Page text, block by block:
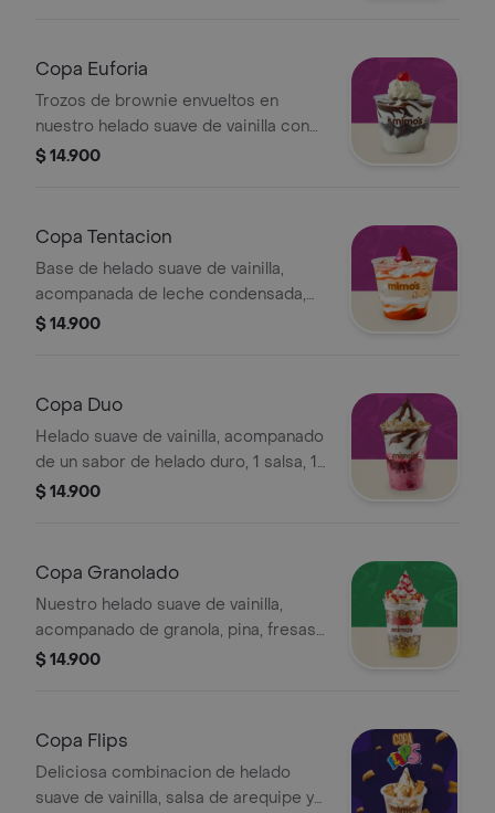
Copa Euforia
Trozos de brownie envueltos en
nuestro helado suave de vainilla con
un toque de salsa de chocolate
$ 14.900
Copa Tentacion
Base de helado suave de vainilla,
acompanada de leche condensada,
galleta Macarena y fresas en almibar
$ 14.900
Copa Duo
Helado suave de vainilla, acompanado
de un sabor de helado duro, 1 salsa, 1
fruta y 1 topping seco a tu eleccion
$ 14.900
Copa Granolado
Nuestro helado suave de vainilla,
acompanado de granola, pina, fresas
y banano; con un toque de salsa de
$ 14.900
Copa Flips
Deliciosa combinacion de helado
suave de vainilla, salsa de arequipe y